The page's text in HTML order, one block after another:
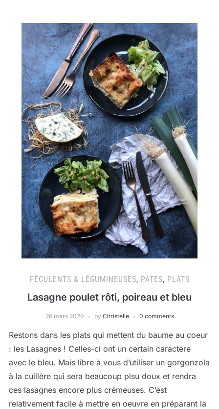
FÉCULENTS & LÉGUMINEUSES, PÂTES, PLATS
Lasagne poulet rôti, poireau et bleu
26 mars 2020 by Christelle 0 comments
Restons dans les plats qui mettent du baume au coeur
: les Lasagnes ! Celles-ci ont un certain caractère
avec le bleu. Mais libre à vous d’utiliser un gorgonzola
à la cuillère qui sera beaucoup plsu doux et rendra
ces lasagnes encore plus crémeuses. C’est
relativement facile à mettre en oeuvre en préparant la